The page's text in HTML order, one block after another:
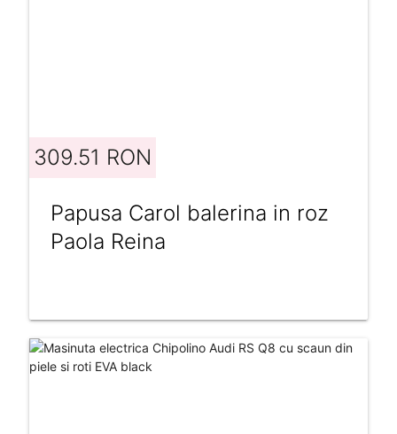
309.51 RON
Papusa Carol balerina in roz
Paola Reina